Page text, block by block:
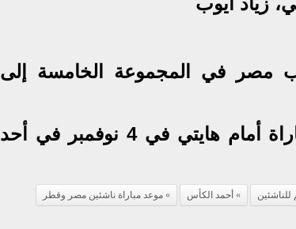
مصر في المجموعة الخامسة إلى
ويستهل المنتخب مشواره في البطولة مع مباراة أمام هايتي في 4 نوفمبر في أحد
أحمد الكأس
موعد مباراة ناشئين مصر وقطر